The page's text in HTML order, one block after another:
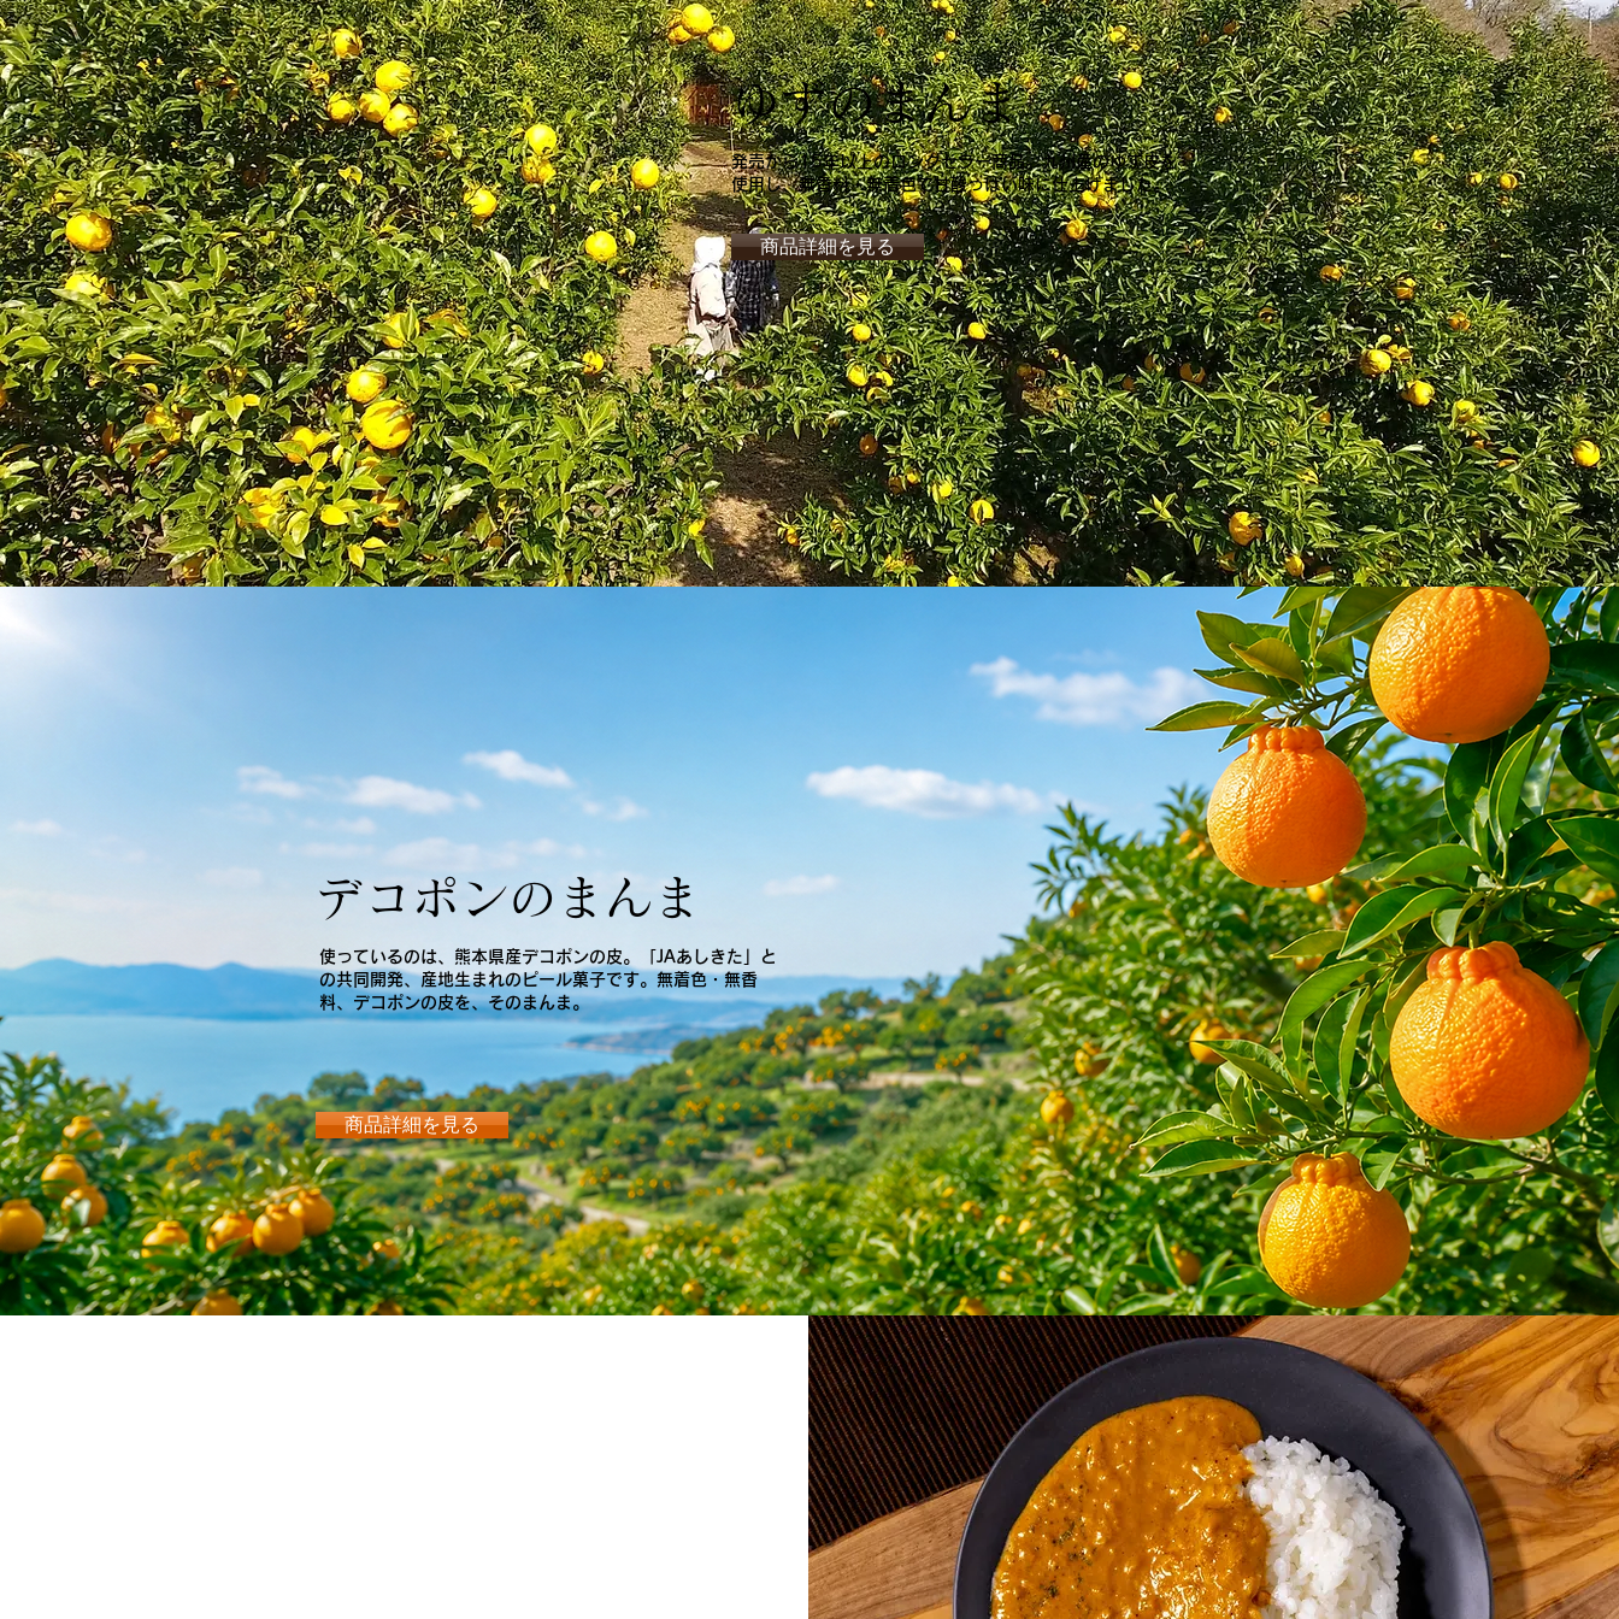
ゆずのまんま
発売から15年以上のロングセラー商品。九州産のゆず皮を
使用し、無香料・無着色で甘酸っぱい味に仕上げました。
商品詳細を見る
デコポンのまんま
使っているのは、熊本県産デコポンの皮。「JAあしきた」と
の共同開発、産地生まれのピール菓子です。無着色・無香
料、デコポンの皮を、そのまんま。
商品詳細を見る